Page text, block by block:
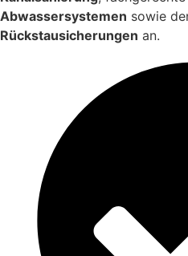
Abwassersystemen sowie
Rückstausicherungen an.